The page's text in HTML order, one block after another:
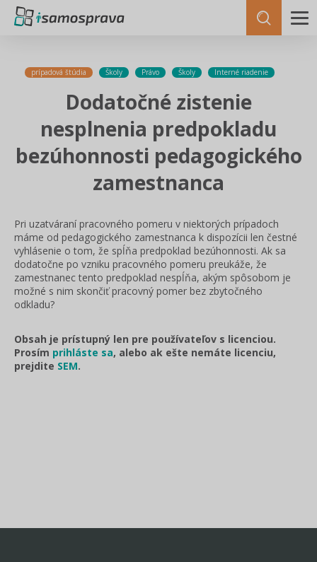
prípadová štúdia Školy Právo Školy Interné riadenie
Dodatočné zistenie
nesplnenia predpokladu
bezúhonnosti pedagogického
zamestnanca
Pri uzatváraní pracovného pomeru v niektorých prípadoch
máme od pedagogického zamestnanca k dispozícii len čestné
vyhlásenie o tom, že spĺňa predpoklad bezúhonnosti. Ak sa
dodatočne po vzniku pracovného pomeru preukáže, že
zamestnanec tento predpoklad nespĺňa, akým spôsobom je
možné s nim skončiť pracovný pomer bez zbytočného
odkladu?
Obsah je prístupný len pre používateľov s licenciou.
Prosím prihláste sa, alebo ak ešte nemáte licenciu,
prejdite SEM.